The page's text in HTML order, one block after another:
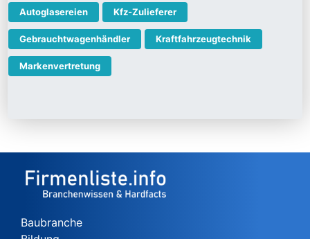
Autoglasereien Kfz-Zulieferer
Gebrauchtwagenhändler Kraftfahrzeugtechnik
Markenvertretung
Baubranche